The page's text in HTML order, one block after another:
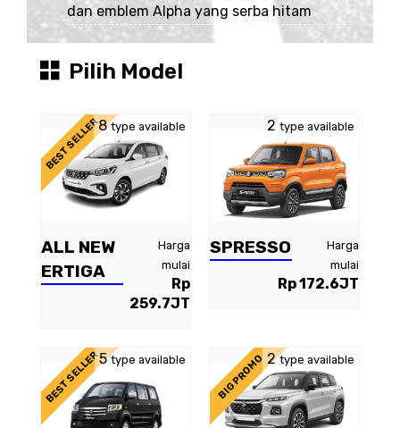
dan emblem Alpha yang serba hitam
Pilih Model
ALL NEW
ERTIGA
Harga
mulai
Rp
259.7JT
BEST SELLER8type available
SPRESSO
Harga
mulai
Rp 172.6JT
2 type available
BEST SELLER5type available BIG PROMO2type available